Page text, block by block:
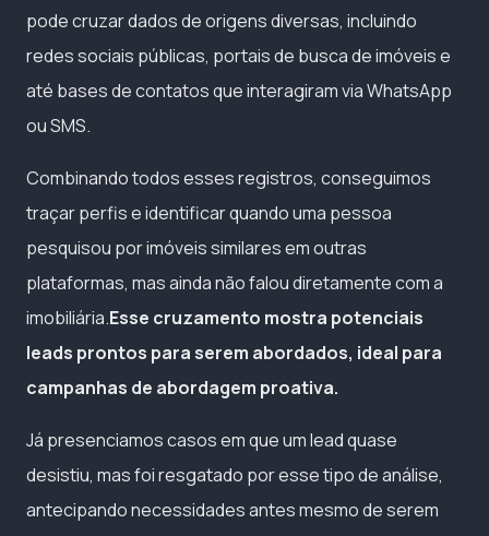
pode cruzar dados de origens diversas, incluindo
redes sociais públicas, portais de busca de imóveis e
até bases de contatos que interagiram via WhatsApp
ou SMS.
Combinando todos esses registros, conseguimos
traçar perfis e identificar quando uma pessoa
pesquisou por imóveis similares em outras
plataformas, mas ainda não falou diretamente com a
imobiliária.Esse cruzamento mostra potenciais
leads prontos para serem abordados, ideal para
campanhas de abordagem proativa.
Já presenciamos casos em que um lead quase
desistiu, mas foi resgatado por esse tipo de análise,
antecipando necessidades antes mesmo de serem